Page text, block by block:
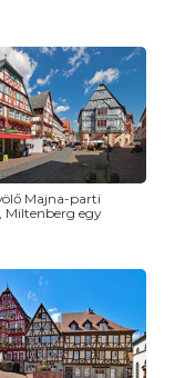
Majna-parti
Miltenberg egy